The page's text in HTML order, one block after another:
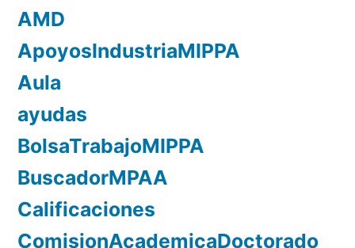
AMD
ApoyosIndustriaMIPPA
Aula
ayudas
BolsaTrabajoMIPPA
BuscadorMPAA
Calificaciones
ComisionAcademicaDoctorado